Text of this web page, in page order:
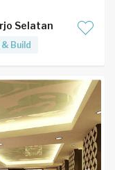
Selatan
Build